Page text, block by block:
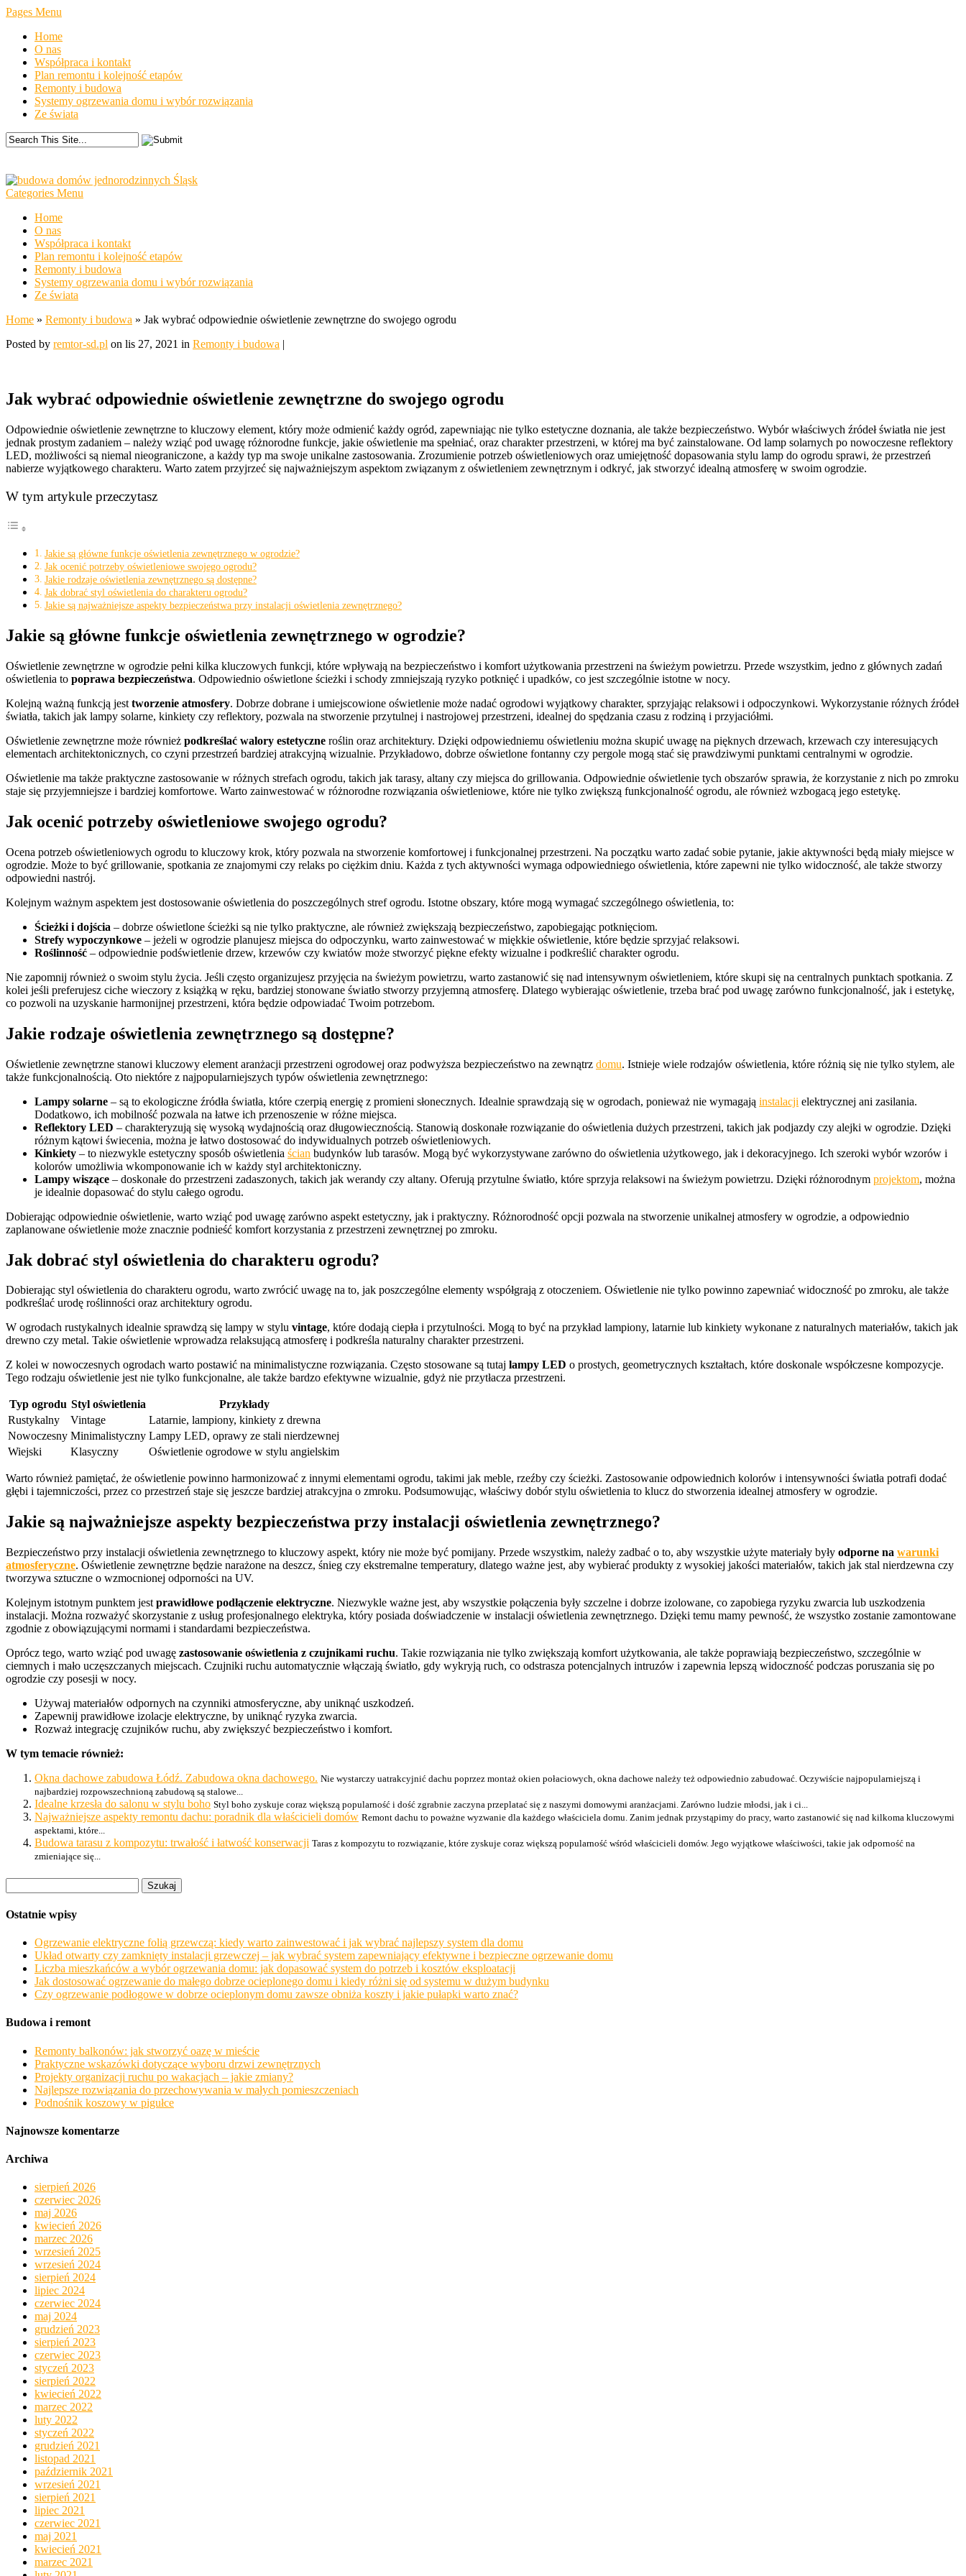
Pages Menu
Home
O nas
Współpraca i kontakt
Plan remontu i kolejność etapów
Remonty i budowa
Systemy ogrzewania domu i wybór rozwiązania
Ze świata
Categories Menu
Home
O nas
Współpraca i kontakt
Plan remontu i kolejność etapów
Remonty i budowa
Systemy ogrzewania domu i wybór rozwiązania
Ze świata
Home » Remonty i budowa » Jak wybrać odpowiednie oświetlenie zewnętrzne do swojego ogrodu
Posted by remtor-sd.pl on lis 27, 2021 in Remonty i budowa |
Jak wybrać odpowiednie oświetlenie zewnętrzne do swojego ogrodu
Odpowiednie oświetlenie zewnętrzne to kluczowy element, który może odmienić każdy ogród, zapewniając nie tylko estetyczne doznania, ale także bezpieczeństwo. Wybór właściwych źródeł światła nie jest
jednak prostym zadaniem – należy wziąć pod uwagę różnorodne funkcje, jakie oświetlenie ma spełniać, oraz charakter przestrzeni, w której ma być zainstalowane. Od lamp solarnych po nowoczesne reflektory
LED, możliwości są niemal nieograniczone, a każdy typ ma swoje unikalne zastosowania. Zrozumienie potrzeb oświetleniowych oraz umiejętność dopasowania stylu lamp do ogrodu sprawi, że przestrzeń
nabierze wyjątkowego charakteru. Warto zatem przyjrzeć się najważniejszym aspektom związanym z oświetleniem zewnętrznym i odkryć, jak stworzyć idealną atmosferę w swoim ogrodzie.
W tym artykule przeczytasz
Jakie są główne funkcje oświetlenia zewnętrznego w ogrodzie?
Jak ocenić potrzeby oświetleniowe swojego ogrodu?
Jakie rodzaje oświetlenia zewnętrznego są dostępne?
Jak dobrać styl oświetlenia do charakteru ogrodu?
Jakie są najważniejsze aspekty bezpieczeństwa przy instalacji oświetlenia zewnętrznego?
Jakie są główne funkcje oświetlenia zewnętrznego w ogrodzie?
Oświetlenie zewnętrzne w ogrodzie pełni kilka kluczowych funkcji, które wpływają na bezpieczeństwo i komfort użytkowania przestrzeni na świeżym powietrzu. Przede wszystkim, jedno z głównych zadań
oświetlenia to poprawa bezpieczeństwa. Odpowiednio oświetlone ścieżki i schody zmniejszają ryzyko potknięć i upadków, co jest szczególnie istotne w nocy.
Kolejną ważną funkcją jest tworzenie atmosfery. Dobrze dobrane i umiejscowione oświetlenie może nadać ogrodowi wyjątkowy charakter, sprzyjając relaksowi i odpoczynkowi. Wykorzystanie różnych źródeł
światła, takich jak lampy solarne, kinkiety czy reflektory, pozwala na stworzenie przytulnej i nastrojowej przestrzeni, idealnej do spędzania czasu z rodziną i przyjaciółmi.
Oświetlenie zewnętrzne może również podkreślać walory estetyczne roślin oraz architektury. Dzięki odpowiedniemu oświetleniu można skupić uwagę na pięknych drzewach, krzewach czy interesujących
elementach architektonicznych, co czyni przestrzeń bardziej atrakcyjną wizualnie. Przykładowo, dobrze oświetlone fontanny czy pergole mogą stać się prawdziwymi punktami centralnymi w ogrodzie.
Oświetlenie ma także praktyczne zastosowanie w różnych strefach ogrodu, takich jak tarasy, altany czy miejsca do grillowania. Odpowiednie oświetlenie tych obszarów sprawia, że korzystanie z nich po zmroku
staje się przyjemniejsze i bardziej komfortowe. Warto zainwestować w różnorodne rozwiązania oświetleniowe, które nie tylko zwiększą funkcjonalność ogrodu, ale również wzbogacą jego estetykę.
Jak ocenić potrzeby oświetleniowe swojego ogrodu?
Ocena potrzeb oświetleniowych ogrodu to kluczowy krok, który pozwala na stworzenie komfortowej i funkcjonalnej przestrzeni. Na początku warto zadać sobie pytanie, jakie aktywności będą miały miejsce w
ogrodzie. Może to być grillowanie, spotkania ze znajomymi czy relaks po ciężkim dniu. Każda z tych aktywności wymaga odpowiedniego oświetlenia, które zapewni nie tylko widoczność, ale także stworzy
odpowiedni nastrój.
Kolejnym ważnym aspektem jest dostosowanie oświetlenia do poszczególnych stref ogrodu. Istotne obszary, które mogą wymagać szczególnego oświetlenia, to:
Ścieżki i dojścia – dobrze oświetlone ścieżki są nie tylko praktyczne, ale również zwiększają bezpieczeństwo, zapobiegając potknięciom.
Strefy wypoczynkowe – jeżeli w ogrodzie planujesz miejsca do odpoczynku, warto zainwestować w miękkie oświetlenie, które będzie sprzyjać relaksowi.
Roślinność – odpowiednie podświetlenie drzew, krzewów czy kwiatów może stworzyć piękne efekty wizualne i podkreślić charakter ogrodu.
Nie zapomnij również o swoim stylu życia. Jeśli często organizujesz przyjęcia na świeżym powietrzu, warto zastanowić się nad intensywnym oświetleniem, które skupi się na centralnych punktach spotkania. Z
kolei jeśli preferujesz ciche wieczory z książką w ręku, bardziej stonowane światło stworzy przyjemną atmosferę. Dlatego wybierając oświetlenie, trzeba brać pod uwagę zarówno funkcjonalność, jak i estetykę,
co pozwoli na uzyskanie harmonijnej przestrzeni, która będzie odpowiadać Twoim potrzebom.
Jakie rodzaje oświetlenia zewnętrznego są dostępne?
Oświetlenie zewnętrzne stanowi kluczowy element aranżacji przestrzeni ogrodowej oraz podwyższa bezpieczeństwo na zewnątrz domu. Istnieje wiele rodzajów oświetlenia, które różnią się nie tylko stylem, ale
także funkcjonalnością. Oto niektóre z najpopularniejszych typów oświetlenia zewnętrznego:
Lampy solarne – są to ekologiczne źródła światła, które czerpią energię z promieni słonecznych. Idealnie sprawdzają się w ogrodach, ponieważ nie wymagają instalacji elektrycznej ani zasilania.
Dodatkowo, ich mobilność pozwala na łatwe ich przenoszenie w różne miejsca.
Reflektory LED – charakteryzują się wysoką wydajnością oraz długowiecznością. Stanowią doskonałe rozwiązanie do oświetlenia dużych przestrzeni, takich jak podjazdy czy alejki w ogrodzie. Dzięki
różnym kątowi świecenia, można je łatwo dostosować do indywidualnych potrzeb oświetleniowych.
Kinkiety – to niezwykle estetyczny sposób oświetlenia ścian budynków lub tarasów. Mogą być wykorzystywane zarówno do oświetlenia użytkowego, jak i dekoracyjnego. Ich szeroki wybór wzorów i
kolorów umożliwia wkomponowanie ich w każdy styl architektoniczny.
Lampy wiszące – doskonałe do przestrzeni zadaszonych, takich jak werandy czy altany. Oferują przytulne światło, które sprzyja relaksowi na świeżym powietrzu. Dzięki różnorodnym projektom, można
je idealnie dopasować do stylu całego ogrodu.
Dobierając odpowiednie oświetlenie, warto wziąć pod uwagę zarówno aspekt estetyczny, jak i praktyczny. Różnorodność opcji pozwala na stworzenie unikalnej atmosfery w ogrodzie, a odpowiednio
zaplanowane oświetlenie może znacznie podnieść komfort korzystania z przestrzeni zewnętrznej po zmroku.
Jak dobrać styl oświetlenia do charakteru ogrodu?
Dobierając styl oświetlenia do charakteru ogrodu, warto zwrócić uwagę na to, jak poszczególne elementy współgrają z otoczeniem. Oświetlenie nie tylko powinno zapewniać widoczność po zmroku, ale także
podkreślać urodę roślinności oraz architektury ogrodu.
W ogrodach rustykalnych idealnie sprawdzą się lampy w stylu vintage, które dodają ciepła i przytulności. Mogą to być na przykład lampiony, latarnie lub kinkiety wykonane z naturalnych materiałów, takich jak
drewno czy metal. Takie oświetlenie wprowadza relaksującą atmosferę i podkreśla naturalny charakter przestrzeni.
Z kolei w nowoczesnych ogrodach warto postawić na minimalistyczne rozwiązania. Często stosowane są tutaj lampy LED o prostych, geometrycznych kształtach, które doskonale współczesne kompozycje.
Tego rodzaju oświetlenie jest nie tylko funkcjonalne, ale także bardzo efektywne wizualnie, gdyż nie przytłacza przestrzeni.
Typ ogrodu Styl oświetlenia
Przykłady
Rustykalny
Vintage
Latarnie, lampiony, kinkiety z drewna
Nowoczesny Minimalistyczny Lampy LED, oprawy ze stali nierdzewnej
Wiejski
Klasyczny Oświetlenie ogrodowe w stylu angielskim
Warto również pamiętać, że oświetlenie powinno harmonizować z innymi elementami ogrodu, takimi jak meble, rzeźby czy ścieżki. Zastosowanie odpowiednich kolorów i intensywności światła potrafi dodać
głębi i tajemniczości, przez co przestrzeń staje się jeszcze bardziej atrakcyjna o zmroku. Podsumowując, właściwy dobór stylu oświetlenia to klucz do stworzenia idealnej atmosfery w ogrodzie.
Jakie są najważniejsze aspekty bezpieczeństwa przy instalacji oświetlenia zewnętrznego?
Bezpieczeństwo przy instalacji oświetlenia zewnętrznego to kluczowy aspekt, który nie może być pomijany. Przede wszystkim, należy zadbać o to, aby wszystkie użyte materiały były odporne na warunki
atmosferyczne. Oświetlenie zewnętrzne będzie narażone na deszcz, śnieg czy ekstremalne temperatury, dlatego ważne jest, aby wybierać produkty z wysokiej jakości materiałów, takich jak stal nierdzewna czy
tworzywa sztuczne o wzmocnionej odporności na UV.
Kolejnym istotnym punktem jest prawidłowe podłączenie elektryczne. Niezwykle ważne jest, aby wszystkie połączenia były szczelne i dobrze izolowane, co zapobiega ryzyku zwarcia lub uszkodzenia
instalacji. Można rozważyć skorzystanie z usług profesjonalnego elektryka, który posiada doświadczenie w instalacji oświetlenia zewnętrznego. Dzięki temu mamy pewność, że wszystko zostanie zamontowane
zgodnie z obowiązującymi normami i standardami bezpieczeństwa.
Oprócz tego, warto wziąć pod uwagę zastosowanie oświetlenia z czujnikami ruchu. Takie rozwiązania nie tylko zwiększają komfort użytkowania, ale także poprawiają bezpieczeństwo, szczególnie w
ciemnych i mało uczęszczanych miejscach. Czujniki ruchu automatycznie włączają światło, gdy wykryją ruch, co odstrasza potencjalnych intruzów i zapewnia lepszą widoczność podczas poruszania się po
ogrodzie czy posesji w nocy.
Używaj materiałów odpornych na czynniki atmosferyczne, aby uniknąć uszkodzeń.
Zapewnij prawidłowe izolacje elektryczne, by uniknąć ryzyka zwarcia.
Rozważ integrację czujników ruchu, aby zwiększyć bezpieczeństwo i komfort.
W tym temacie również:
Okna dachowe zabudowa Łódź. Zabudowa okna dachowego. Nie wystarczy uatrakcyjnić dachu poprzez montaż okien połaciowych, okna dachowe należy też odpowiednio zabudować. Oczywiście najpopularniejszą i
najbardziej rozpowszechnioną zabudową są stalowe...
Idealne krzesła do salonu w stylu boho Styl boho zyskuje coraz większą popularność i dość zgrabnie zaczyna przeplatać się z naszymi domowymi aranżacjami. Zarówno ludzie młodsi, jak i ci...
Najważniejsze aspekty remontu dachu: poradnik dla właścicieli domów Remont dachu to poważne wyzwanie dla każdego właściciela domu. Zanim jednak przystąpimy do pracy, warto zastanowić się nad kilkoma kluczowymi
aspektami, które...
Budowa tarasu z kompozytu: trwałość i łatwość konserwacji Taras z kompozytu to rozwiązanie, które zyskuje coraz większą popularność wśród właścicieli domów. Jego wyjątkowe właściwości, takie jak odporność na
zmieniające się...
Ostatnie wpisy
Ogrzewanie elektryczne folią grzewczą: kiedy warto zainwestować i jak wybrać najlepszy system dla domu
Układ otwarty czy zamknięty instalacji grzewczej – jak wybrać system zapewniający efektywne i bezpieczne ogrzewanie domu
Liczba mieszkańców a wybór ogrzewania domu: jak dopasować system do potrzeb i kosztów eksploatacji
Jak dostosować ogrzewanie do małego dobrze ocieplonego domu i kiedy różni się od systemu w dużym budynku
Czy ogrzewanie podłogowe w dobrze ocieplonym domu zawsze obniża koszty i jakie pułapki warto znać?
Budowa i remont
Remonty balkonów: jak stworzyć oazę w mieście
Praktyczne wskazówki dotyczące wyboru drzwi zewnętrznych
Projekty organizacji ruchu po wakacjach – jakie zmiany?
Najlepsze rozwiązania do przechowywania w małych pomieszczeniach
Podnośnik koszowy w pigułce
Najnowsze komentarze
Archiwa
sierpień 2026
czerwiec 2026
maj 2026
kwiecień 2026
marzec 2026
wrzesień 2025
wrzesień 2024
sierpień 2024
lipiec 2024
czerwiec 2024
maj 2024
grudzień 2023
sierpień 2023
czerwiec 2023
styczeń 2023
sierpień 2022
kwiecień 2022
marzec 2022
luty 2022
styczeń 2022
grudzień 2021
listopad 2021
październik 2021
wrzesień 2021
sierpień 2021
lipiec 2021
czerwiec 2021
maj 2021
kwiecień 2021
marzec 2021